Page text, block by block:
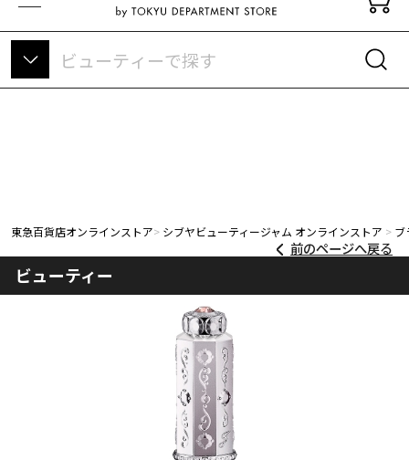
東急百貨店オンラインストアについて
東急百貨店オンラインストア シブヤビューティージャム オンラインストア ブ
前のページへ戻る
ビューティー